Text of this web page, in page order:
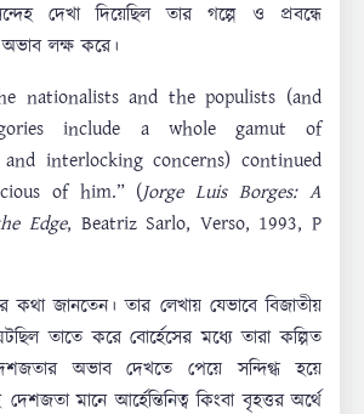
দেখা দিয়েছিল তার গল্পে ও প্রবন্ধে
লক্ষ করে।
nationalists and the populists (and
include a whole gamut of
interlocking concerns) continued
of him.” (Jorge Luis Borges: A
Edge, Beatriz Sarlo, Verso, 1993, P
কথা জানতেন। তার লেখায় যেভাবে বিজাতীয়
তাতে করে বোর্হেসের মধ্যে তারা কল্পিত
অভাব দেখতে পেয়ে সন্দিগ্ধ হয়ে
মানে আর্হেন্তিনিত্ব কিংবা বৃহত্তর অর্থে